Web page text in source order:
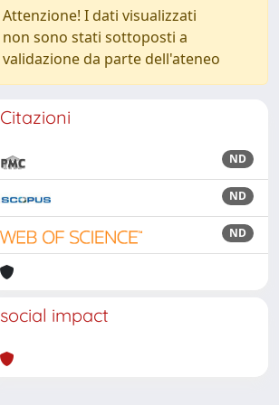
Attenzione! I dati visualizzati
non sono stati sottoposti a
validazione da parte dell'ateneo
Citazioni
ND
ND
ND
social impact